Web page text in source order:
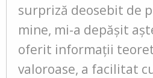
surpriză deosebit de
mine, mi-a depășit
oferit informații
valoroase, a facilitat